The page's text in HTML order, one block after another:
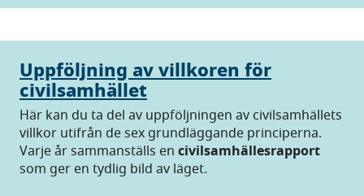
Uppföljning av villkoren för
civilsamhället
Här kan du ta del av uppföljningen av civilsamhällets
villkor utifrån de sex grundläggande principerna.
Varje år sammanställs en civilsamhällesrapport
som ger en tydlig bild av läget.